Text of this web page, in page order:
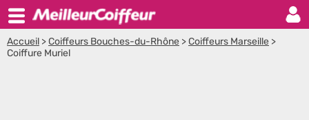
Accueil >Coiffeurs Bouches-du-Rhône >Coiffeurs Marseille >
Coiffure Muriel